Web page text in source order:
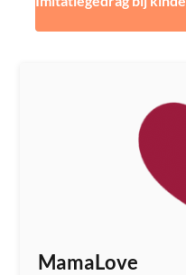
MamaLove